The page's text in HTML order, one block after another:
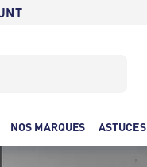
NOS MARQUES ASTUCES